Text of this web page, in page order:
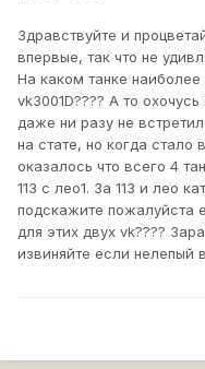
Здравствуйте и
впервые, так что не
На каком танке наиболее
vk3001D???? А то
даже ни разу не
на стате, но когда стало
оказалось что всего 4
113 с лео1. За 113 и лео
подскажите пожалуйста
для этих двух vk????
извиняйте если нелепый